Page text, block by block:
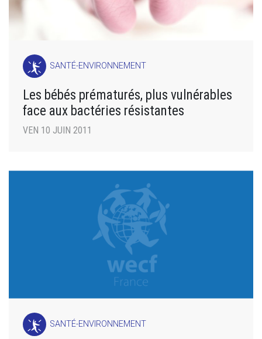
SANTÉ-ENVIRONNEMENT
Les bébés prématurés, plus vulnérables
face aux bactéries résistantes
VEN 10 JUIN 2011
SANTÉ-ENVIRONNEMENT